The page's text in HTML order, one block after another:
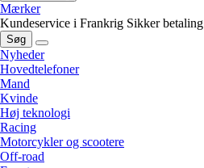
Mærker
Kundeservice i Frankrig Sikker betaling
Søg
Nyheder
Hovedtelefoner
Mand
Kvinde
Høj teknologi
Racing
Motorcykler og scootere
Off-road